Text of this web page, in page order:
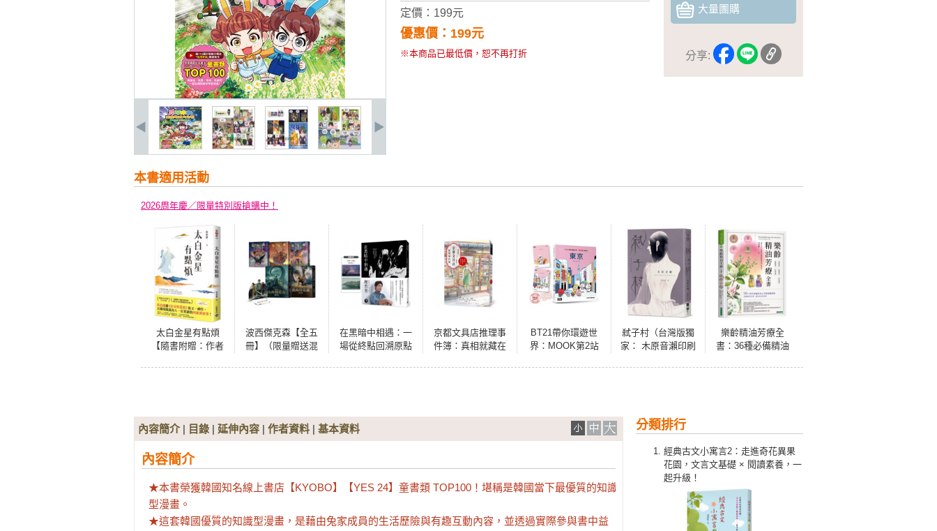
大量團購
分享:
定價：199元
優惠價：199元
※本商品已最低價，恕不再打折
本書適用活動
2026周年慶／限量特別版搶購中！
太白金星有點煩
【隨書附贈：作者
波西傑克森【全五
冊】（限量贈送混
在黑暗中相遇：一
場從終點回溯原點
京都文具店推理事
件簿：真相就藏在
BT21帶你環遊世
界：MOOK第2站
弒子村（台灣版獨
家： 木原音瀨印刷
樂齡精油芳療全
書：36種必備精油
分類排行
經典古文小寓言2：走進奇花異果
花園，文言文基礎 × 閱讀素養，一
起升級！
內容簡介| 目錄 | 延伸內容 | 作者資料 | 基本資料
內容簡介
★本書榮獲韓國知名線上書店【KYOBO】【YES 24】童書類 TOP100！堪稱是韓國當下最優質的知識
型漫畫。
★這套韓國優質的知識型漫畫，是藉由兔家成員的生活歷險與有趣互動內容，並透過實際參與書中益